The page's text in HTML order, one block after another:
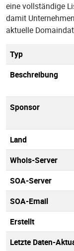
eine vollständige
damit
aktuelle
Typ
Beschreibung
Sponsor
Land
Whois-Server
SOA-Server
SOA-Email
Erstellt
Letzte Daten-